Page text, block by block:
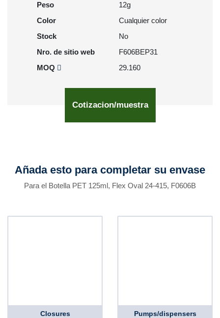
Peso
12g
Color
Cualquier color
Stock
No
Nro. de sitio web
F606BEP31
MOQ
29.160
Cotizacion/muestra
Añada esto para completar su envase
Para el Botella PET 125ml, Flex Oval 24-415, F0606B
Closures Pumps/dispensers